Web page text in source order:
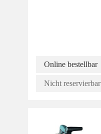
Online bestellbar
Nicht reservierbar